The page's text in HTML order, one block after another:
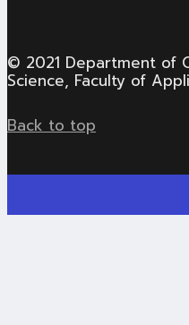
© 2021 Department of
Science, Faculty of
Back to top